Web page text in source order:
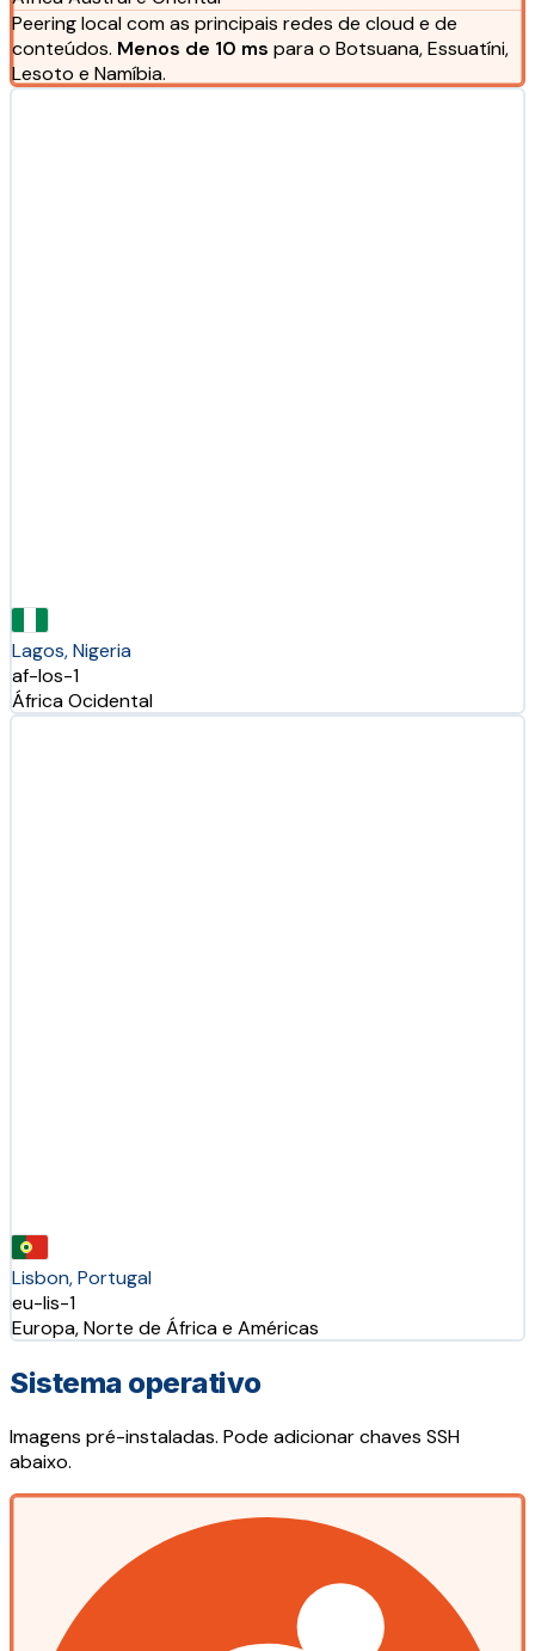
Peering local com as principais redes de cloud e de
conteúdos. Menos de 10 ms para o Botsuana, Essuatíni,
Lesoto e Namíbia.
Lagos, Nigeria
af-los-1
África Ocidental
Lisbon, Portugal
eu-lis-1
Europa, Norte de África e Américas
Sistema operativo
Imagens pré-instaladas. Pode adicionar chaves SSH
abaixo.